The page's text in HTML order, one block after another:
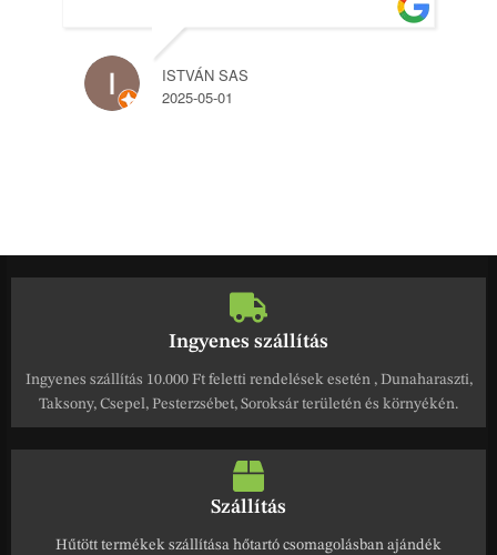
ISTVÁN SAS
2025-05-01
Ingyenes szállítás
Ingyenes szállítás 10.000 Ft feletti rendelések esetén , Dunaharaszti,
Taksony, Csepel, Pesterzsébet, Soroksár területén és környékén.
Szállítás
Hűtött termékek szállítása hőtartó csomagolásban ajándék